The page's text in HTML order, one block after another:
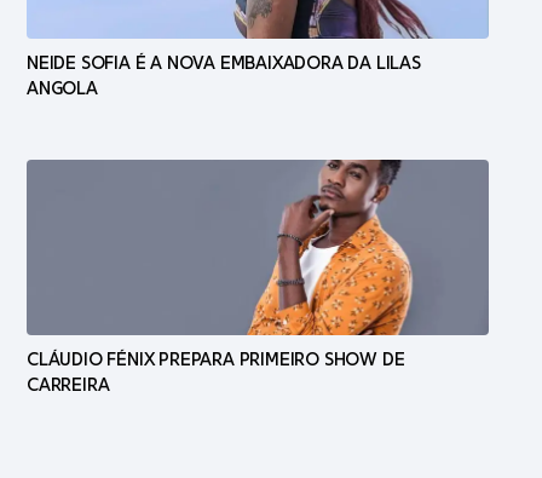
NEIDE SOFIA É A NOVA EMBAIXADORA DA LILAS
ANGOLA
CLÁUDIO FÉNIX PREPARA PRIMEIRO SHOW DE
CARREIRA